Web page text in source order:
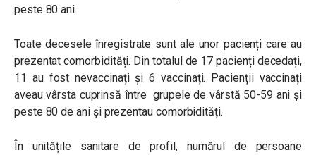
peste 80 ani.
Toate decesele înregistrate sunt ale unor pacienți care au
prezentat comorbidități. Din totalul de 17 pacienți decedați,
11 au fost nevaccinați și 6 vaccinați. Pacienții vaccinați
aveau vârsta cuprinsă între grupele de vârstă 50-59 ani și
peste 80 de ani și prezentau comorbidități.
În unitățile sanitare de profil, numărul de persoane